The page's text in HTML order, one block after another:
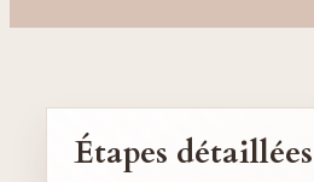
Étapes détaillées